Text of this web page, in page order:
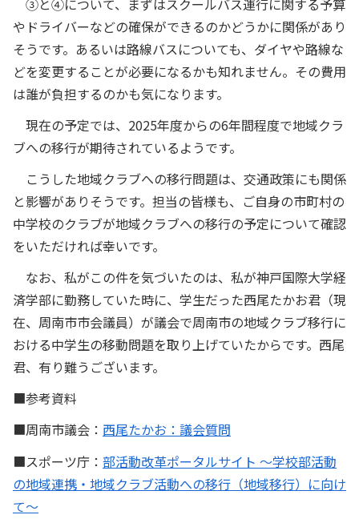
やドライバーなどの確保ができるのかどうかに関係があり
そうです。あるいは路線バスについても、ダイヤや路線な
どを変更することが必要になるかも知れません。その費用
は誰が負担するのかも気になります。
現在の予定では、2025年度からの6年間程度で地域クラ
ブへの移行が期待されているようです。
こうした地域クラブへの移行問題は、交通政策にも関係
と影響がありそうです。担当の皆様も、ご自身の市町村の
中学校のクラブが地域クラブへの移行の予定について確認
をいただければ幸いです。
なお、私がこの件を気づいたのは、私が神戸国際大学経
済学部に勤務していた時に、学生だった西尾たかお君（現
在、周南市市会議員）が議会で周南市の地域クラブ移行に
おける中学生の移動問題を取り上げていたからです。西尾
君、有り難うございます。
■参考資料
■周南市議会： 西尾たかお：議会質問
■スポーツ庁： 部活動改革ポータルサイト ～学校部活動
の地域連携・地域クラブ活動への移行（地域移行）に向け
て～